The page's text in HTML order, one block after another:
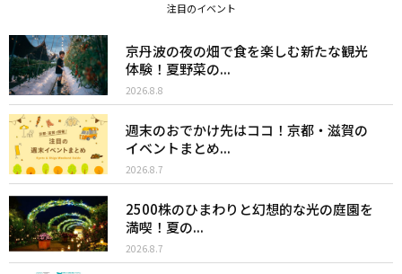
注目のイベント
京丹波の夜の畑で食を楽しむ新たな観光
体験！夏野菜の...
2026.8.8
週末のおでかけ先はココ！京都・滋賀の
イベントまとめ...
2026.8.7
2500株のひまわりと幻想的な光の庭園を
満喫！夏の...
2026.8.7